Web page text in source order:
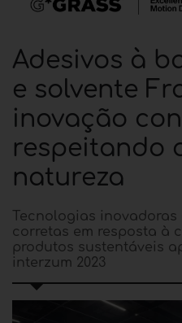
Adesivos à
e solvente
inovação
respeitando
natureza
Tecnologias
corretas em resposta à
produtos sustentáveis
interzum 2023